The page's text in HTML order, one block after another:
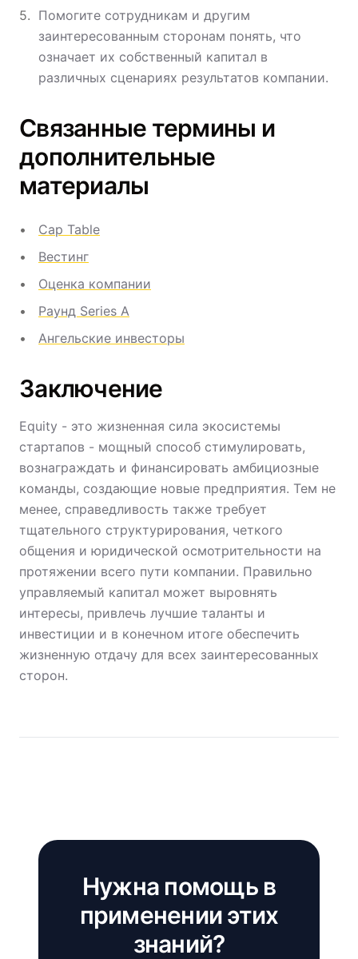
Помогите сотрудникам и другим
заинтересованным сторонам понять, что
означает их собственный капитал в
различных сценариях результатов компании.
Связанные термины и
дополнительные
материалы
Cap Table
Вестинг
Оценка компании
Раунд Series A
Ангельские инвесторы
Заключение
Equity - это жизненная сила экосистемы
стартапов - мощный способ стимулировать,
вознаграждать и финансировать амбициозные
команды, создающие новые предприятия. Тем не
менее, справедливость также требует
тщательного структурирования, четкого
общения и юридической осмотрительности на
протяжении всего пути компании. Правильно
управляемый капитал может выровнять
интересы, привлечь лучшие таланты и
инвестиции и в конечном итоге обеспечить
жизненную отдачу для всех заинтересованных
сторон.
Нужна помощь в
применении этих
знаний?